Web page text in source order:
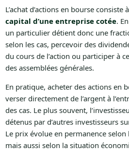
L’achat d’actions en bourse consiste
capital d’une entreprise cotée.
un particulier détient donc une
selon les cas, percevoir des
du cours de l’action ou participer à
des assemblées générales.
En pratique, acheter des actions en
verser directement de l’argent à
des cas. Le plus souvent,
détenus par d’autres investisseurs
Le prix évolue en permanence selon
mais aussi selon la situation